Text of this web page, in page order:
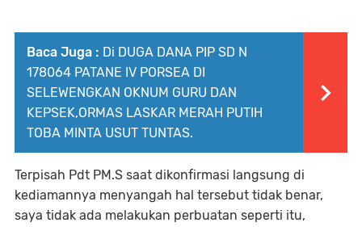
Baca Juga : Di DUGA DANA PIP SD N
178064 PATANE IV PORSEA DI
SELEWENGKAN OKNUM GURU DAN
KEPSEK,ORMAS LASKAR MERAH PUTIH
TOBA MINTA USUT TUNTAS.
Terpisah Pdt PM.S saat dikonfirmasi langsung di
kediamannya menyangah hal tersebut tidak benar,
saya tidak ada melakukan perbuatan seperti itu,